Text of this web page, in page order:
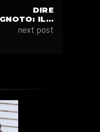
DIRE
IL…
next post